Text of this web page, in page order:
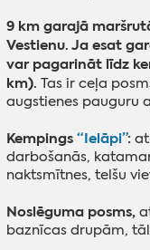
9 km garajā
Vestienu. Ja esat
var pagarināt līdz
km). Tas ir ceļa
augstienes pauguru
Kempings“Ielāpi”:
darbošanās,
naktsmītnes, telšu
Noslēguma posms,
baznīcas drupām,